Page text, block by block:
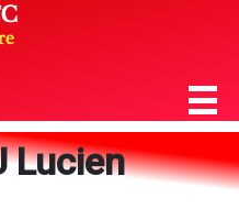
Lucien